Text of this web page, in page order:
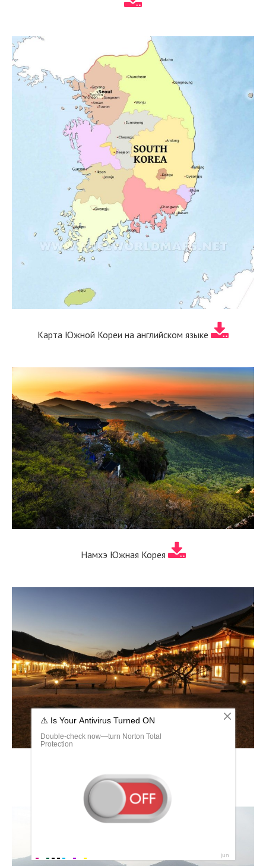
Карта Южной Кореи на английском языке
Намхэ Южная Корея
Чонджу Южная Корея город